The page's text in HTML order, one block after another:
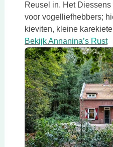
Reusel in. Het
voor vogelliefhebbers;
kieviten, kleine
Bekijk Annanina’s Rust